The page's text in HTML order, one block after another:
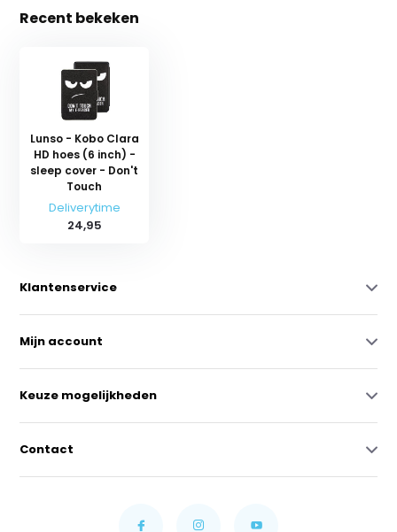
Recent bekeken
Lunso - Kobo Clara
HD hoes (6 inch) -
sleep cover - Don't
Touch
Deliverytime
24,95
Klantenservice
Mijn account
Keuze mogelijkheden
Contact